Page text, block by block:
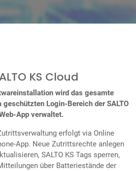
KS Cloud
wird das gesamte
Login-Bereich der SALTO
App verwaltet.
erfolgt via Online
App. Neue Zutrittsrechte anlegen
SALTO KS Tags sperren,
über Batteriestände der